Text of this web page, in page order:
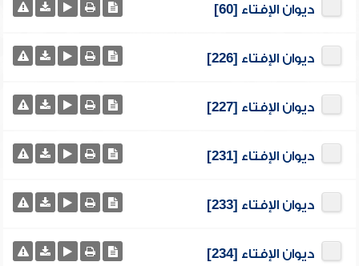
ديوان الإفتاء [60]
ديوان الإفتاء [226]
ديوان الإفتاء [227]
ديوان الإفتاء [231]
ديوان الإفتاء [233]
ديوان الإفتاء [234]